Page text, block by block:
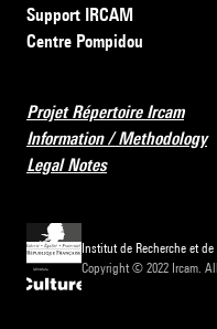
Support IRCAM
Centre Pompidou
Projet Répertoire Ircam
Information / Methodology
Legal Notes
Institut de Recherche et
Copyright © 2022 Ircam.